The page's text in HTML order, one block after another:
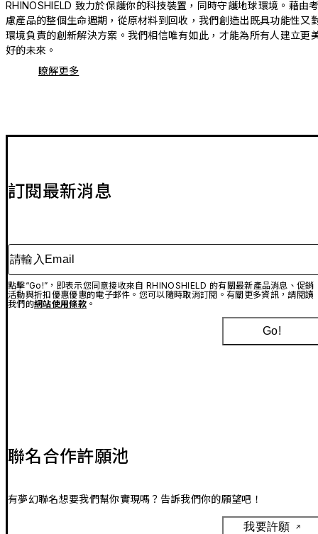
RHINOSHIELD 致力於保護你的科技裝置，同時守護地球環境。藉由
慮產品的整個生命週期，從原材料到回收，我們創造出既具功能性又
環境負責的創新解決方案。我們相信唯有如此，才能為所有人建立更
好的未來。
瞭解更多
訂閱最新消息
請輸入Email
點擊“Go!”，即表示您同意接收來自 RHINOSHIELD 的有關最新產品消息、促銷
活動與折扣優惠優惠的電子郵件。您可以隨時取消訂閱。有關更多資訊，請閱讀
我們的網站使用條款。
Go!
聯名合作許願池
有夢幻聯名想要我們幫你實現嗎？告訴我們你的願望吧！
我要許願